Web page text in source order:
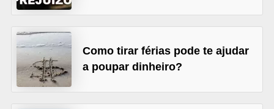
Como tirar férias pode te ajudar
a poupar dinheiro?
i
u
i
ç